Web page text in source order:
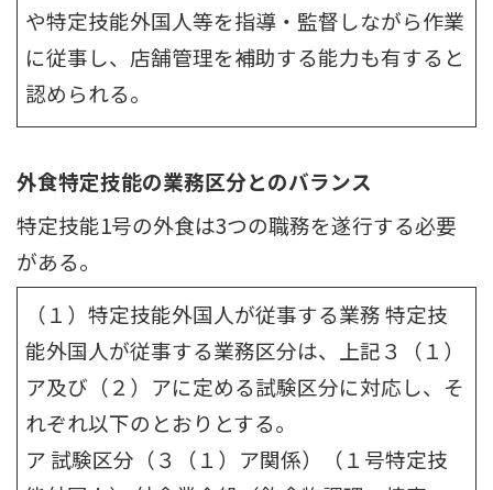
や特定技能外国人等を指導・監督しながら作業
に従事し、店舗管理を補助する能力も有すると
認められる。
外食特定技能の業務区分とのバランス
特定技能1号の外食は3つの職務を遂行する必要
がある。
（１）特定技能外国人が従事する業務 特定技
能外国人が従事する業務区分は、上記３（１）
ア及び（２）アに定める試験区分に対応し、そ
れぞれ以下のとおりとする。
ア 試験区分（３（１）ア関係）（１号特定技